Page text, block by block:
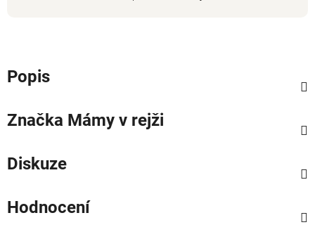
Popis
Značka Mámy v rejži
Diskuze
Hodnocení